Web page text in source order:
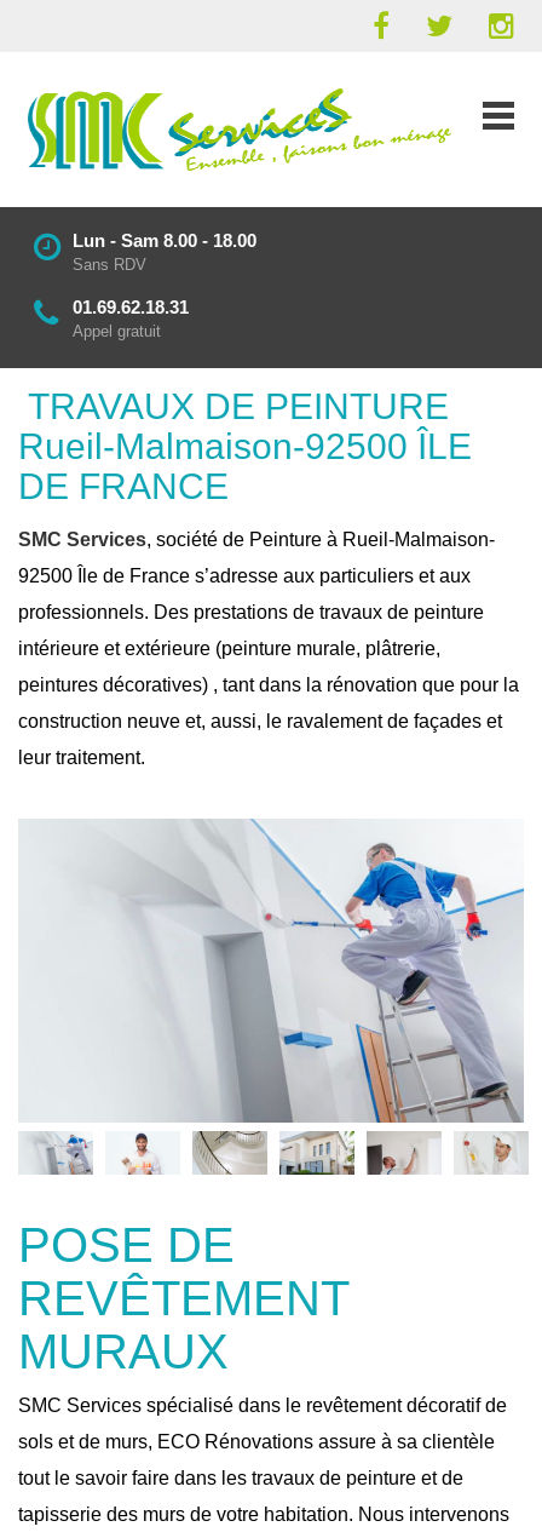
Lun - Sam 8.00 - 18.00
Sans RDV
01.69.62.18.31
Appel gratuit
TRAVAUX DE PEINTURE
Rueil-Malmaison-92500 ÎLE
DE FRANCE
SMC Services, société de Peinture à Rueil-Malmaison-
92500 Île de France s’adresse aux particuliers et aux
professionnels. Des prestations de travaux de peinture
intérieure et extérieure (peinture murale, plâtrerie,
peintures décoratives) , tant dans la rénovation que pour la
construction neuve et, aussi, le ravalement de façades et
leur traitement.
POSE DE
REVÊTEMENT
MURAUX
SMC Services spécialisé dans le revêtement décoratif de
sols et de murs, ECO Rénovations assure à sa clientèle
tout le savoir faire dans les travaux de peinture et de
tapisserie des murs de votre habitation. Nous intervenons